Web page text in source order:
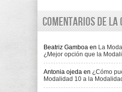
Comentarios de la
Beatriz Gamboa en La
¿Mejor opción que la
Antonia ojeda en ¿Cómo
Modalidad 10 a la